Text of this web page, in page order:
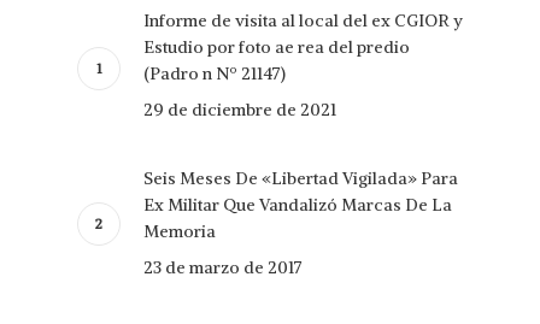
Informe de visita al local del ex CGIOR y
Estudio por foto ae rea del predio
(Padro n Nº 21147)
29 de diciembre de 2021
Seis Meses De «Libertad Vigilada» Para
Ex Militar Que Vandalizó Marcas De La
Memoria
23 de marzo de 2017